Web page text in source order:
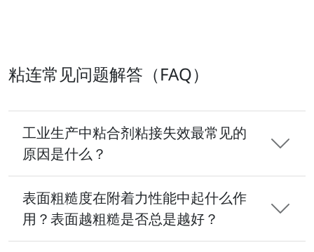
粘连常见问题解答（FAQ）
工业生产中粘合剂粘接失效最常见的
原因是什么？
表面粗糙度在附着力性能中起什么作
用？表面越粗糙是否总是越好？